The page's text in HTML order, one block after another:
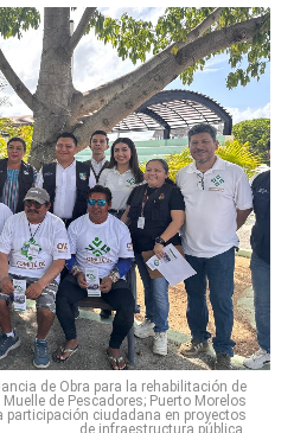
de Obra para la rehabilitación de
de Pescadores; Puerto Morelos
ciudadana en proyectos
de infraestructura pública.